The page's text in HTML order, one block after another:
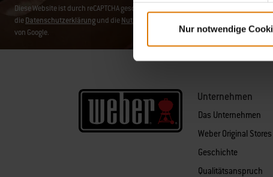
Nur notwendige
Diese Website ist durch reCAPTCHA geschützt und es gelten
dieDatenschutzerklärungund dieNutzungsbedingungen
von Google.
Unternehmen
Das Unternehmen
Weber Original
Geschichte
Qualitätsanspruch